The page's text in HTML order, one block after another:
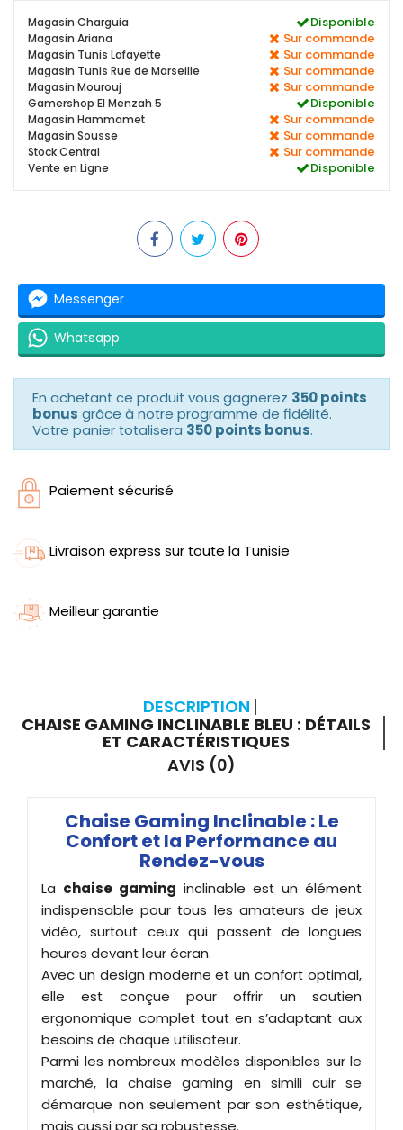
Magasin Charguia Disponible
Magasin Ariana Sur commande
Magasin Tunis Lafayette Sur commande
Magasin Tunis Rue de Marseille Sur commande
Magasin Mourouj Sur commande
Gamershop El Menzah 5 Disponible
Magasin Hammamet Sur commande
Magasin Sousse Sur commande
Stock Central Sur commande
Vente en Ligne Disponible
Messenger
Whatsapp
En achetant ce produit vous gagnerez 350 points
bonus grâce à notre programme de fidélité.
Votre panier totalisera 350 points bonus.
Paiement sécurisé
Livraison express sur toute la Tunisie
Meilleur garantie
DESCRIPTION
CHAISE GAMING INCLINABLE BLEU : DÉTAILS
ET CARACTÉRISTIQUES
AVIS (0)
Chaise Gaming Inclinable : Le
Confort et la Performance au
Rendez-vous
La chaise gaming inclinable est un élément
indispensable pour tous les amateurs de jeux
vidéo, surtout ceux qui passent de longues
heures devant leur écran.
Avec un design moderne et un confort optimal,
elle est conçue pour offrir un soutien
ergonomique complet tout en s’adaptant aux
besoins de chaque utilisateur.
Parmi les nombreux modèles disponibles sur le
marché, la chaise gaming en simili cuir se
démarque non seulement par son esthétique,
mais aussi par sa robustesse.